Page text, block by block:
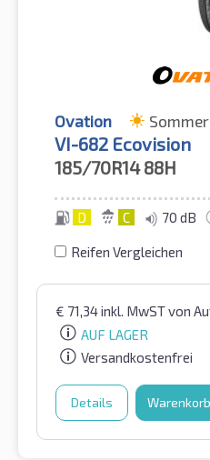
Ovation
VI-682 Ecovision
185/70R14 88H
D C 70 dB
Reifen Vergleichen
€ 71,34inkl. MwSTvon
AUF LAGER
Versandkostenfrei
Details Warenkorb